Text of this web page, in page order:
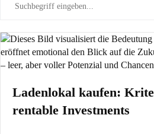
Ladenlokal kaufen:
rentable Investments